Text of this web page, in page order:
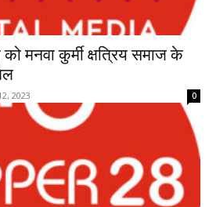
मनवा कुर्मी क्षत्रिय समाज के
2023 0